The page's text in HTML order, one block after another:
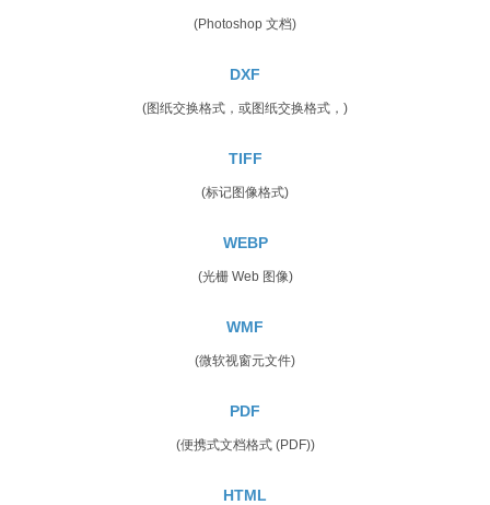
(Photoshop 文档)
DXF
(图纸交换格式，或图纸交换格式，)
TIFF
(标记图像格式)
WEBP
(光栅 Web 图像)
WMF
(微软视窗元文件)
PDF
(便携式文档格式 (PDF))
HTML